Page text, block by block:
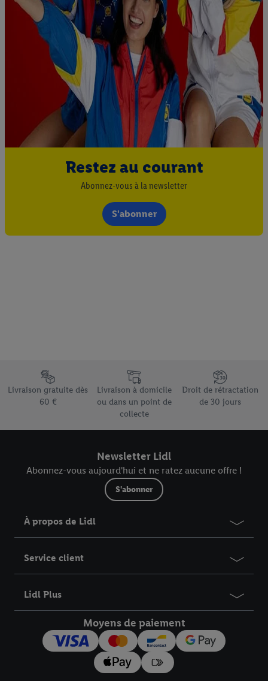
Restez au courant
Abonnez-vous à la newsletter
S'abonner
Élément du pied de page avec les différents arguments de
Livraison gratuite dès
60 €
Livraison à domicile
ou dans un point de
collecte
Droit de rétractation
de 30 jours
Newsletter Lidl
Abonnez-vous aujourd'hui et ne ratez aucune offre !
S'abonner
À propos de Lidl
Service client
Lidl Plus
Moyens de paiement